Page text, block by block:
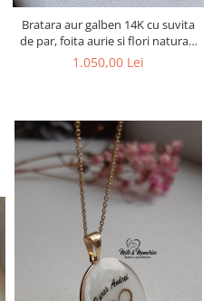
Bratara aur galben 14K cu suvita
de par, foita aurie si flori naturale
uscate
1.050,00 Lei